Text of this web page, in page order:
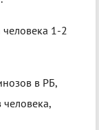
1-2
в РБ,